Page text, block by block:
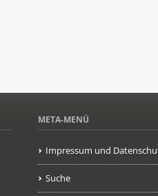
META-MENÜ
Impressum und
Suche